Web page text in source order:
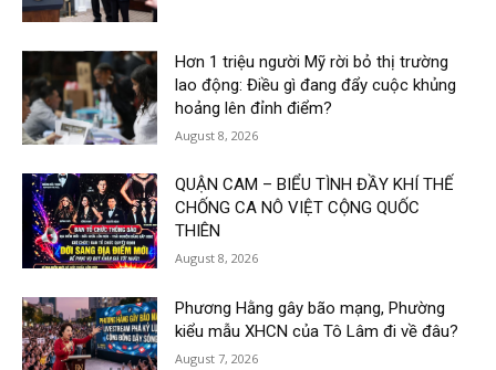
Hơn 1 triệu người Mỹ rời bỏ thị trường
lao động: Điều gì đang đẩy cuộc khủng
hoảng lên đỉnh điểm?
August 8, 2026
QUẬN CAM – BIỂU TÌNH ĐẦY KHÍ THẾ
CHỐNG CA NÔ VIỆT CỘNG QUỐC
THIÊN
August 8, 2026
Phương Hằng gây bão mạng, Phường
kiểu mẫu XHCN của Tô Lâm đi về đâu?
August 7, 2026